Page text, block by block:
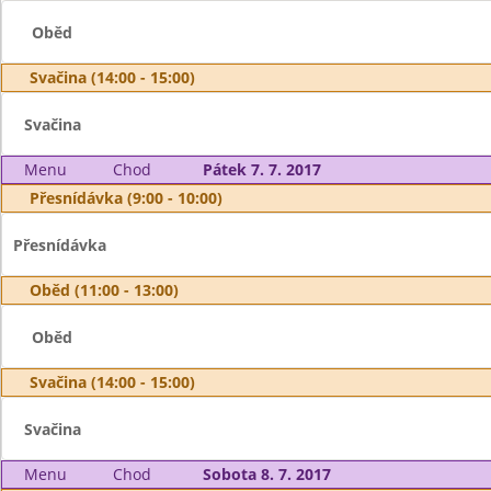
Oběd
Svačina (14:00 - 15:00)
Svačina
Menu Chod
Pátek 7. 7. 2017
Přesnídávka (9:00 - 10:00)
Přesnídávka
Oběd (11:00 - 13:00)
Oběd
Svačina (14:00 - 15:00)
Svačina
Menu Chod
Sobota 8. 7. 2017